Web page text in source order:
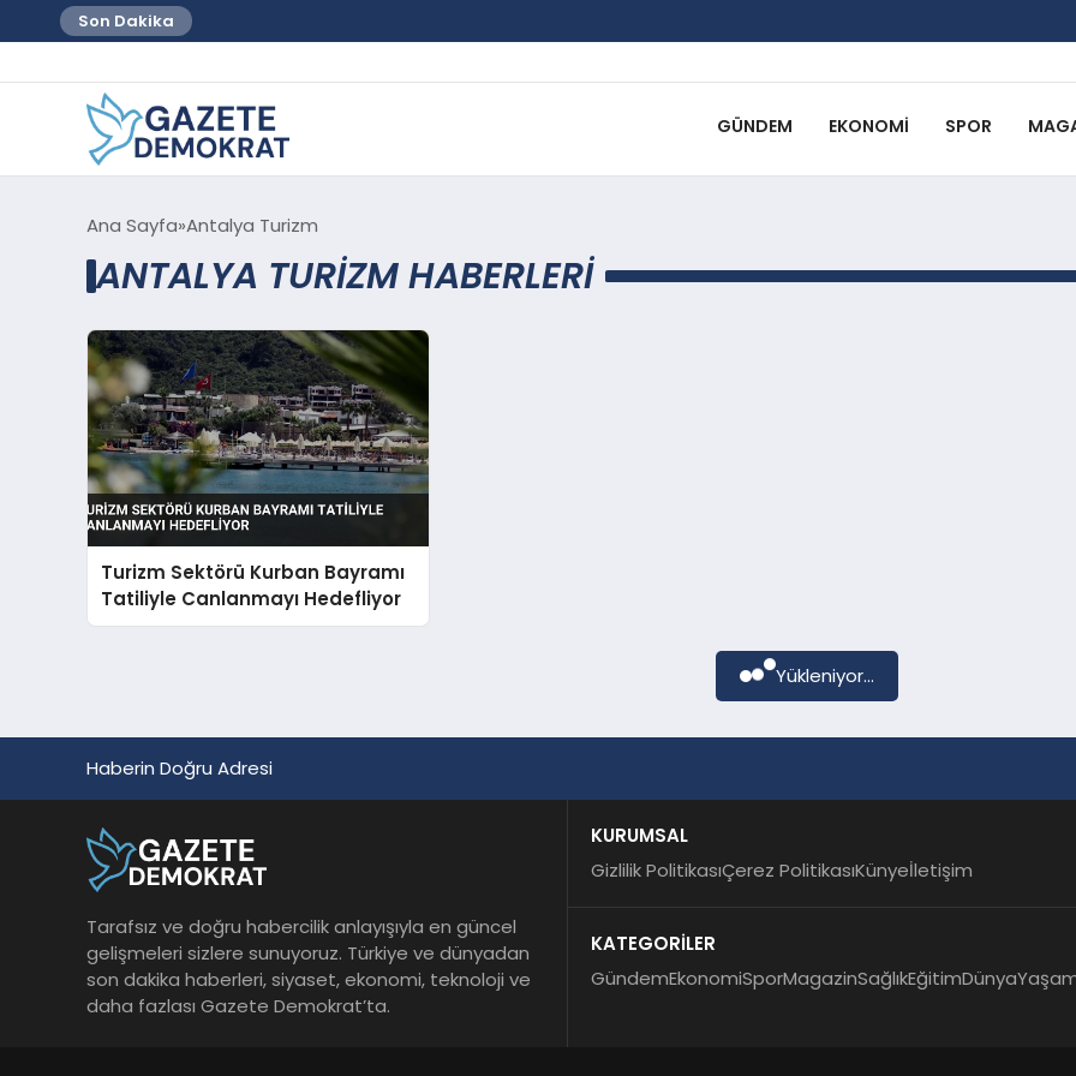
Son Dakika
GÜNDEM EKONOMI SPOR
Ana Sayfa Antalya Turizm
ANTALYA TURIZM HABERLERI
Turizm Sektörü Kurban Bayramı
Tatiliyle Canlanmayı Hedefliyor
Yükleniyor...
Haberin Doğru Adresi
Tarafsız ve doğru habercilik anlayışıyla en güncel
gelişmeleri sizlere sunuyoruz. Türkiye ve dünyadan
son dakika haberleri, siyaset, ekonomi, teknoloji ve
daha fazlası Gazete Demokrat’ta.
KURUMSAL
Gizlilik PolitikasıÇerez PolitikasıKünyeİletişim
KATEGORİLER
GündemEkonomiSporMagazinSağlıkEğitimDünya